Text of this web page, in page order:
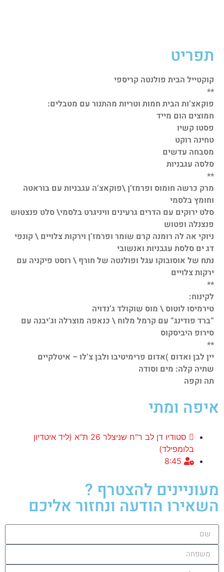
תפריט
קוקטייל הבית פולנטה קריספי
**
פוקאצ’ות הבית חמות וטריות מהתנור עם מטבלים:
חמוצים הום מייד
פסטו קשיו
טחינה רוקט
מסבחה עדשים
סלסה עגבניות
**
מרק כרשה חומוס ופרמז’ן \פוקאצ’ה עגבניות עם בוראטה
וחומץ בלסמי
סלט ירוקים עם הדרים גרעינים וויניגרט בלסמי\ סלט פנצטוש
פנצנלה ופטוש
ניוקי אה לה רומנה קרם שומר ופרמז’ן וירקות צלויים \ קונפי
דג ים סלסת עגבניות ואנשובי
נתח של אוסובוקו עגל ופולנטה של חורף \ רוסט פיקניה עם
ירקות צלויים
**
לקינוח:
טירמיסו לוטוס \ מוס שוקולד ג’נדויה
“ברד פודינג” עם קרמל מלוח \ כנאפה מוצרלה וג’יבנה עם
סירופ היביסקוס
**
יין לבן ואדום )אדום פרימיטיבו ולבן צ’לו – איטלקיים
שתיה קלה: מים וסודה
תה וקפה
איפה ומתי
סטודיו דן לב ר"ח שניצלר 26 ת"א (ליד איטדיון
בלומפילד)
8:45
מעוניינים להצטרף ?
השאירו הודעה ונחזור אליכם